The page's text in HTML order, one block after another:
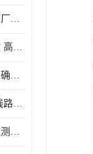
防鸟设备激光驱鸟装置原厂供应
高压线防外破警示球材质 高压警示球库存
配网行波故障预警故障点确定装置鼎信厂家材质特性
输电线路杆塔红外测温 线路测温系统参数介绍
输电线路导线测温在线监测装置使用说明 导线温度监测系统